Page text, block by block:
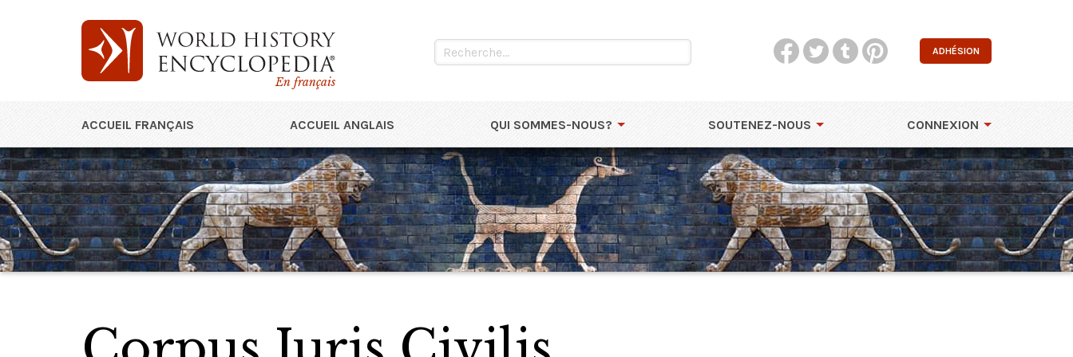
En français
ADHÉSION
ACCUEIL FRANÇAIS ACCUEIL ANGLAIS QUI SOMMES-NOUS? SOUTENEZ-NOUS CONNEXION